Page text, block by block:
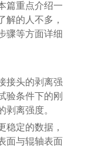
篇重点介绍一
解的人不多，
骤等方面详细
接头的剥离强
验条件下的刚
剥离强度。
稳定的数据，
面与辊轴表面